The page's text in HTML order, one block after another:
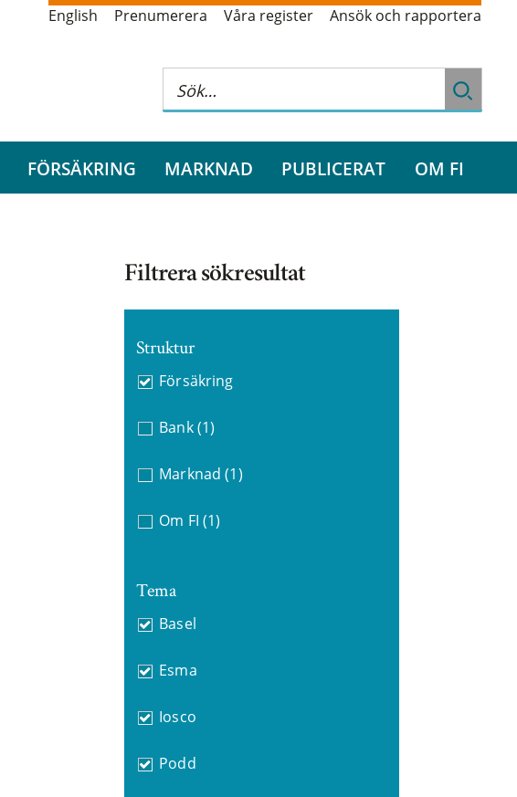
English Prenumerera Våra register Ansök och rapportera
FÖRSÄKRING MARKNAD PUBLICERAT OM FI
Filtrera sökresultat
Struktur
Försäkring
Bank (1)
Marknad (1)
Om FI (1)
Tema
Basel
Esma
Iosco
Podd